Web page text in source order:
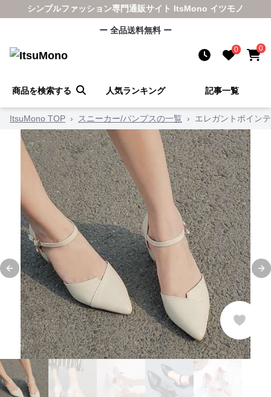
シンプルファッション専門通販サイト ItsMono イツモノ
ー 全品送料無料 ー
0 0
商品を検索する 人気ランキング 記事一覧
ItsuMono TOP › スニーカー/パンプスの一覧 › エレガントポイン
Previous slide